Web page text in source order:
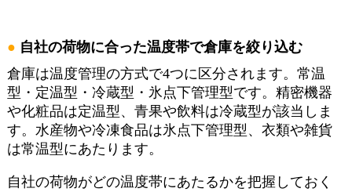
自社の荷物に合った温度帯で倉庫を絞り込む
倉庫は温度管理の方式で4つに区分されます。常温
型・定温型・冷蔵型・氷点下管理型です。精密機器
や化粧品は定温型、青果や飲料は冷蔵型が該当しま
す。水産物や冷凍食品は氷点下管理型、衣類や雑貨
は常温型にあたります。
自社の荷物がどの温度帯にあたるかを把握しておく